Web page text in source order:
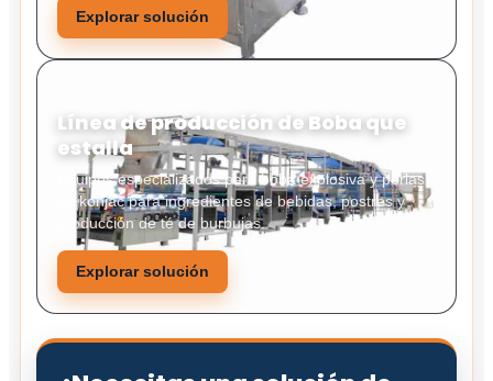
Explorar solución
Línea de producción de Boba que
estalla
Equipos especializados para boba explosiva y perlas
de konjac para ingredientes de bebidas, postres y
producción de té de burbujas.
Explorar solución